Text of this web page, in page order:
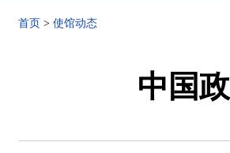
首页 > 使馆动态
中国